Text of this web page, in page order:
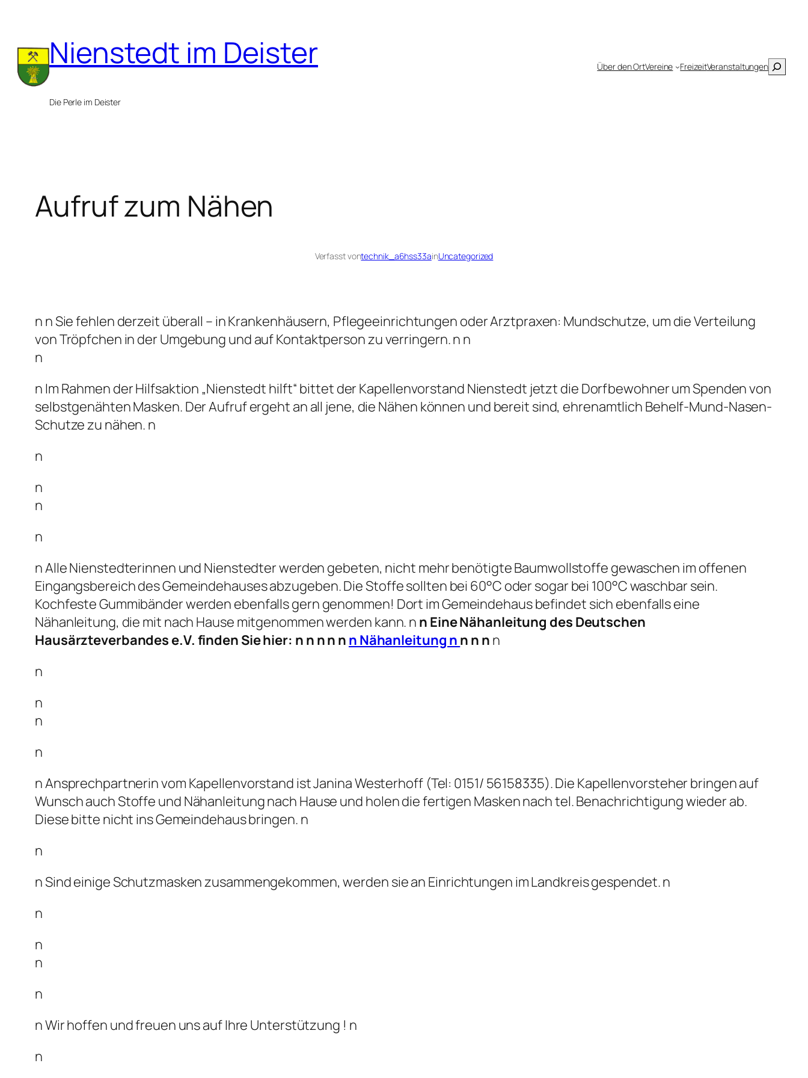
springenNienstedt im Deister
Die Perle im Deister
Über den OrtVereine FreizeitVeranstaltungen Suchen
Aufruf zum Nähen
Verfasst vontechnik_a6hss33ainUncategorized
n n Sie fehlen derzeit überall – in Krankenhäusern, Pflegeeinrichtungen oder Arztpraxen: Mundschutze, um die Verteilung
von Tröpfchen in der Umgebung und auf Kontaktperson zu verringern. n n
n
n Im Rahmen der Hilfsaktion „Nienstedt hilft“ bittet der Kapellenvorstand Nienstedt jetzt die Dorfbewohner um Spenden von
selbstgenähten Masken. Der Aufruf ergeht an all jene, die Nähen können und bereit sind, ehrenamtlich Behelf-Mund-Nasen-
Schutze zu nähen. n
n
n
n
n
n Alle Nienstedterinnen und Nienstedter werden gebeten, nicht mehr benötigte Baumwollstoffe gewaschen im offenen
Eingangsbereich des Gemeindehauses abzugeben. Die Stoffe sollten bei 60°C oder sogar bei 100°C waschbar sein.
Kochfeste Gummibänder werden ebenfalls gern genommen! Dort im Gemeindehaus befindet sich ebenfalls eine
Nähanleitung, die mit nach Hause mitgenommen werden kann. n n Eine Nähanleitung des Deutschen
Hausärzteverbandes e.V. finden Sie hier: n n nn n n Nähanleitung n n n n n
n
n
n
n
n Ansprechpartnerin vom Kapellenvorstand ist Janina Westerhoff (Tel: 0151/ 56158335). Die Kapellenvorsteher bringen auf
Wunsch auch Stoffe und Nähanleitung nach Hause und holen die fertigen Masken nach tel. Benachrichtigung wieder ab.
Diese bitte nicht ins Gemeindehaus bringen. n
n
n Sind einige Schutzmasken zusammengekommen, werden sie an Einrichtungen im Landkreis gespendet. n
n
n
n
n
n Wir hoffen und freuen uns auf Ihre Unterstützung ! n
n